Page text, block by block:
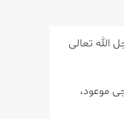
تعالی
موعود،